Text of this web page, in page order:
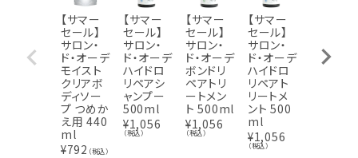
【サマー
セール】
サロン・
ド・オーデ
モイスト
クリアボ
ディソー
プ つめか
え用 440
ml
¥792 （税込）
【サマー
セール】
サロン・
ド・オーデ
ハイドロ
リペアシ
ャンプー
500ml
¥1,056
（税込）
【サマー
セール】
サロン・
ド・オーデ
ボンドリ
ペアトリ
ートメン
ト 500ml
¥1,056
（税込）
【サマー
セール】
サロン・
ド・オーデ
ハイドロ
リペアト
リートメ
ント 500
ml
¥1,056
（税込）
ド・オー
ボンドリ